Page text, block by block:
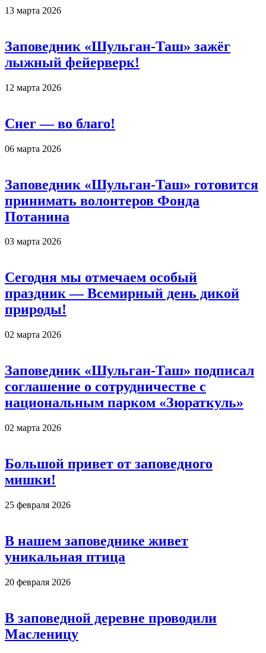
13 марта 2026
Заповедник «Шульган-Таш» зажёг
лыжный фейерверк!
12 марта 2026
Снег — во благо!
06 марта 2026
Заповедник «Шульган-Таш» готовится
принимать волонтеров Фонда
Потанина
03 марта 2026
Сегодня мы отмечаем особый
праздник — Всемирный день дикой
природы!
02 марта 2026
Заповедник «Шульган-Таш» подписал
соглашение о сотрудничестве с
национальным парком «Зюраткуль»
02 марта 2026
Большой привет от заповедного
мишки!
25 февраля 2026
В нашем заповеднике живет
уникальная птица
20 февраля 2026
В заповедной деревне проводили
Масленицу